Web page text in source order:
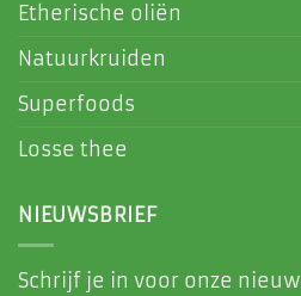
Etherische oliën
Natuurkruiden
Superfoods
Losse thee
NIEUWSBRIEF
Schrijf je in voor onze